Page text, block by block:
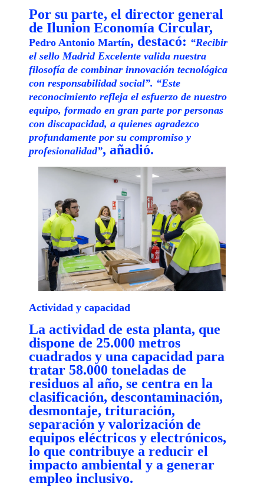
Por su parte, el director general
de Ilunion Economía Circular,
Pedro Antonio Martín, destacó: “Recibir
el sello Madrid Excelente valida nuestra
filosofía de combinar innovación tecnológica
con responsabilidad social”. “Este
reconocimiento refleja el esfuerzo de nuestro
equipo, formado en gran parte por personas
con discapacidad, a quienes agradezco
profundamente por su compromiso y
profesionalidad”, añadió.
Actividad y capacidad
La actividad de esta planta, que
dispone de 25.000 metros
cuadrados y una capacidad para
tratar 58.000 toneladas de
residuos al año, se centra en la
clasificación, descontaminación,
desmontaje, trituración,
separación y valorización de
equipos eléctricos y electrónicos,
lo que contribuye a reducir el
impacto ambiental y a generar
empleo inclusivo.